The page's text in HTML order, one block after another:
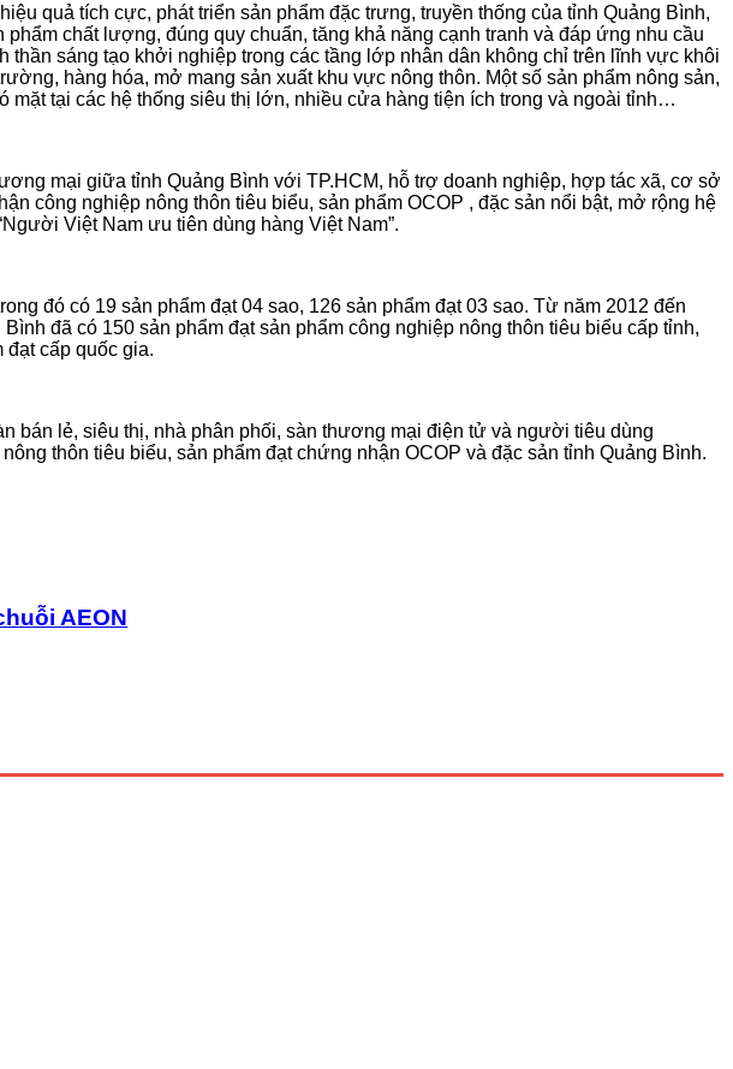
quả tích cực, phát triển sản phẩm đặc trưng, truyền thống của tỉnh Quảng Bình,
chất lượng, đúng quy chuẩn, tăng khả năng cạnh tranh và đáp ứng nhu cầu
sáng tạo khởi nghiệp trong các tầng lớp nhân dân không chỉ trên lĩnh vực khôi
hàng hóa, mở mang sản xuất khu vực nông thôn. Một số sản phẩm nông sản,
mặt tại các hệ thống siêu thị lớn, nhiều cửa hàng tiện ích trong và ngoài tỉnh…
mại giữa tỉnh Quảng Bình với TP.HCM, hỗ trợ doanh nghiệp, hợp tác xã, cơ sở
công nghiệp nông thôn tiêu biểu, sản phẩm OCOP , đặc sản nổi bật, mở rộng hệ
Việt Nam ưu tiên dùng hàng Việt Nam”.
đó có 19 sản phẩm đạt 04 sao, 126 sản phẩm đạt 03 sao. Từ năm 2012 đến
đã có 150 sản phẩm đạt sản phẩm công nghiệp nông thôn tiêu biểu cấp tỉnh,
đạt cấp quốc gia.
bán lẻ, siêu thị, nhà phân phối, sàn thương mại điện tử và người tiêu dùng
thôn tiêu biểu, sản phẩm đạt chứng nhận OCOP và đặc sản tỉnh Quảng Bình.
AEON